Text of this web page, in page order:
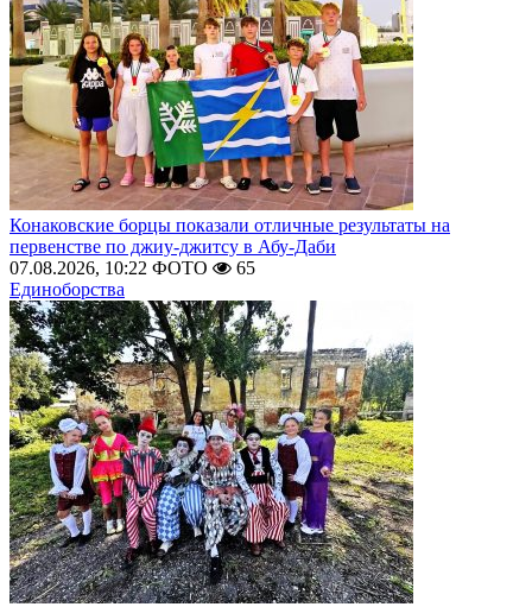
Конаковские борцы показали отличные результаты на
первенстве по джиу-джитсу в Абу-Даби
07.08.2026, 10:22 ФОТО
65
Единоборства